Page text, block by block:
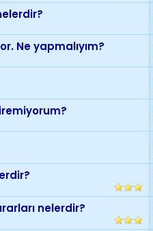
Ne yapmalıyım?
nelerdir?